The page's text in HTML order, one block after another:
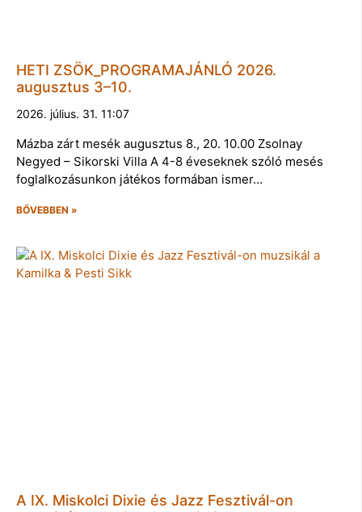
HETI ZSÖK_PROGRAMAJÁNLÓ 2026.
augusztus 3–10.
2026. július. 31. 11:07
Mázba zárt mesék augusztus 8., 20. 10.00 Zsolnay
Negyed – Sikorski Villa A 4-8 éveseknek szóló mesés
foglalkozásunkon játékos formában ismer…
BŐVEBBEN »
A IX. Miskolci Dixie és Jazz Fesztivál-on